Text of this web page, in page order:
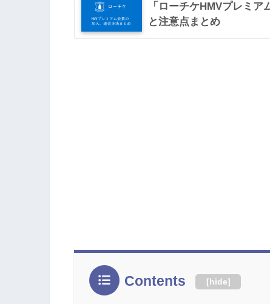
「ローチケHMVプレミ
と注意点まとめ
Contents [hide]